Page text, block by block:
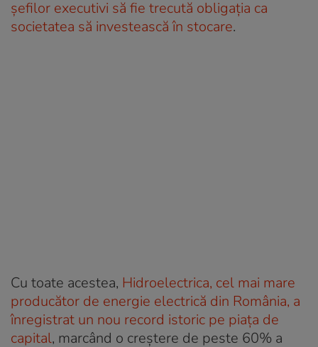
șefilor executivi să fie trecută obligația ca
societatea să investească în stocare.
Cu toate acestea, Hidroelectrica, cel mai mare
producător de energie electrică din România, a
înregistrat un nou record istoric pe piața de
capital, marcând o creștere de peste 60% a